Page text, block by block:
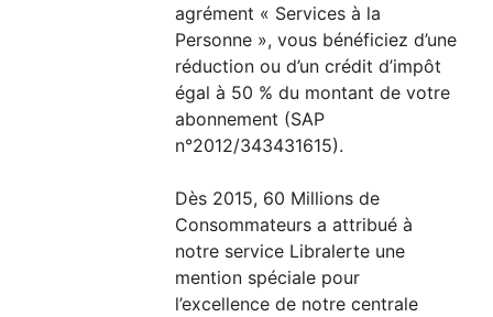
agrément « Services à la
Personne », vous bénéficiez d’une
réduction ou d’un crédit d’impôt
égal à 50 % du montant de votre
abonnement (SAP
n°2012/343431615).
Dès 2015, 60 Millions de
Consommateurs a attribué à
notre service Libralerte une
mention spéciale pour
l’excellence de notre centrale